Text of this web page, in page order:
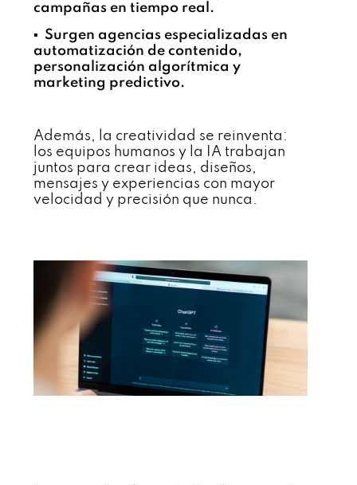
campañas en tiempo real.
▪️ Surgen agencias especializadas en
automatización de contenido,
personalización algorítmica y
marketing predictivo.
Además, la creatividad se reinventa:
los equipos humanos y la IA trabajan
juntos para crear ideas, diseños,
mensajes y experiencias con mayor
velocidad y precisión que nunca.